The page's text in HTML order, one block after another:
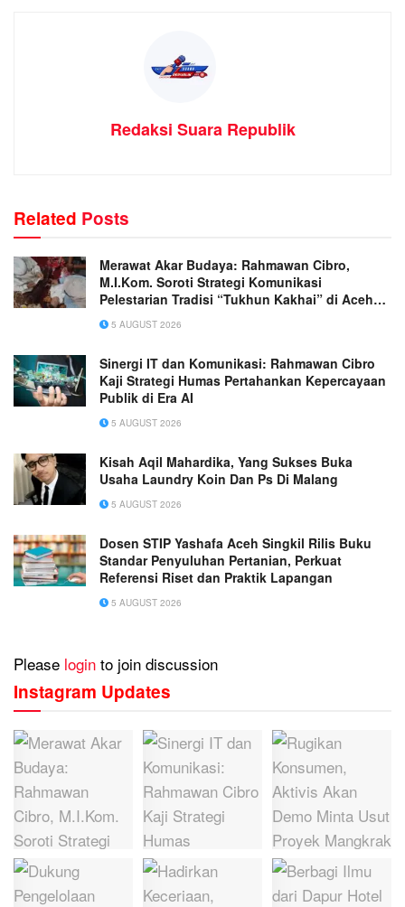
Redaksi Suara Republik
Related Posts
Merawat Akar Budaya: Rahmawan Cibro,
M.I.Kom. Soroti Strategi Komunikasi
Pelestarian Tradisi “Tukhun Kakhai” di Aceh
Singkil
5 AUGUST 2026
Sinergi IT dan Komunikasi: Rahmawan Cibro
Kaji Strategi Humas Pertahankan Kepercayaan
Publik di Era AI
5 AUGUST 2026
Kisah Aqil Mahardika, Yang Sukses Buka
Usaha Laundry Koin Dan Ps Di Malang
5 AUGUST 2026
Dosen STIP Yashafa Aceh Singkil Rilis Buku
Standar Penyuluhan Pertanian, Perkuat
Referensi Riset dan Praktik Lapangan
5 AUGUST 2026
Please login to join discussion
Instagram Updates